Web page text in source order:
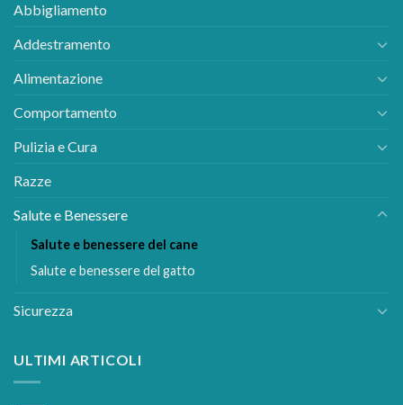
Abbigliamento
Addestramento
Alimentazione
Comportamento
Pulizia e Cura
Razze
Salute e Benessere
Salute e benessere del cane
Salute e benessere del gatto
Sicurezza
ULTIMI ARTICOLI